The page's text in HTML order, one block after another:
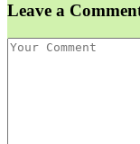
Leave a